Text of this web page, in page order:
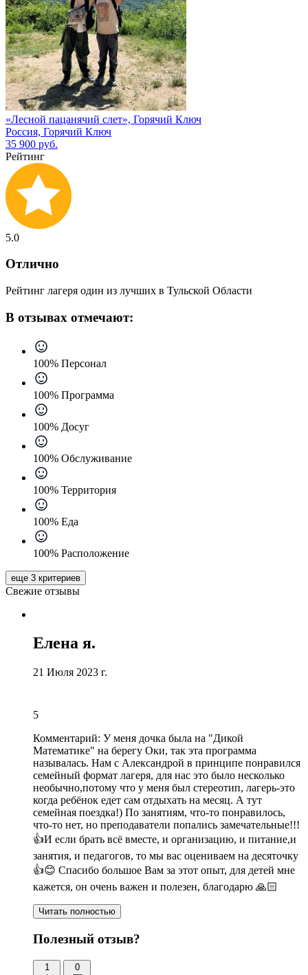
«Лесной пацанячий слет», Горячий Ключ
Россия, Горячий Ключ
35 900 руб.
Рейтинг
5.0
Отлично
Рейтинг лагеря один из лучших в Тульской Области
В отзывах отмечают:
100% Персонал
100% Программа
100% Досуг
100% Обслуживание
100% Территория
100% Еда
100% Расположение
еще 3 критериев
Свежие отзывы
Елена я.
21 Июля 2023 г.
5
Комментарий: У меня дочка была на "Дикой
Математике" на берегу Оки, так эта программа
называлась. Нам с Александрой в принципе понравился
семейный формат лагеря, для нас это было несколько
необычно,потому что у меня был стереотип, лагерь-это
когда ребёнок едет сам отдыхать на месяц. А тут
семейная поездка!) По занятиям, что-то понравилось,
что-то нет, но преподаватели попались замечательные!!!
👍И если брать всё вместе, и организацию, и питание,и
занятия, и педагогов, то мы вас оцениваем на десяточку
👍😊 Спасибо большое Вам за этот опыт, для детей мне
кажется, он очень важен и полезен, благодарю 🙏🏻
Читать полностью
Полезный отзыв?
1 0